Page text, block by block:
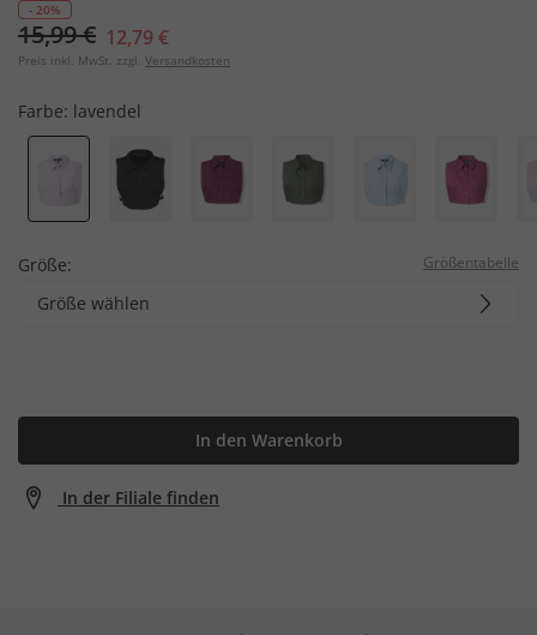
- 20%
15,99 € 12,79 €
Preis inkl. MwSt. zzgl. Versandkosten
Farbe: lavendel
Größe: Größentabelle
Größe wählen
In den Warenkorb
In der Filiale finden